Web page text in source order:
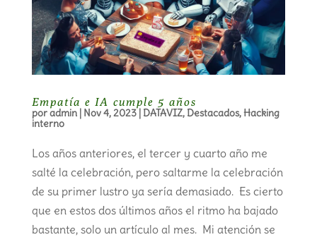
Empatía e IA cumple 5 años
poradmin| Nov 4, 2023| DATAVIZ, Destacados,Hacking
interno
Los años anteriores, el tercer y cuarto año me
salté la celebración, pero saltarme la celebración
de su primer lustro ya sería demasiado. Es cierto
que en estos dos últimos años el ritmo ha bajado
bastante, solo un artículo al mes. Mi atención se